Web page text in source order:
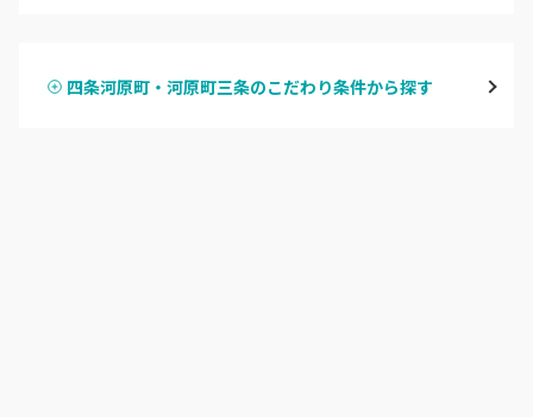
ハンドスカルプ
四条河原町・河原町三条のこだわり条件から探す